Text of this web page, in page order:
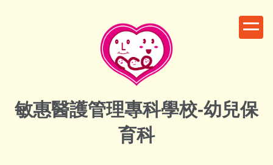
敏惠醫護管理專科學校-幼兒保
育科